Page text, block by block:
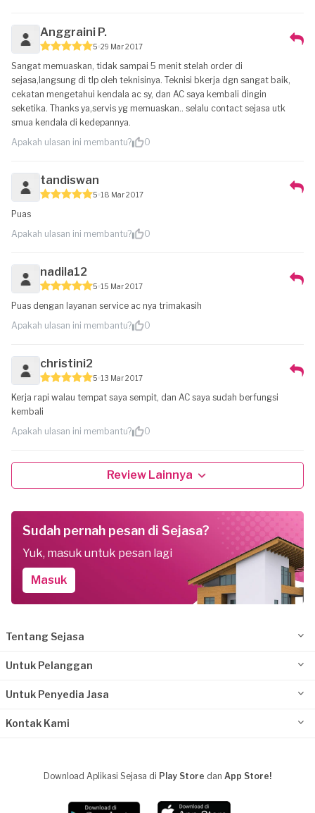
Anggraini P.
5 29 Mar 2017
Sangat memuaskan, tidak sampai 5 menit stelah order di
sejasa,langsung di tlp oleh teknisinya. Teknisi bkerja dgn sangat baik,
cekatan mengetahui kendala ac sy, dan AC saya kembali dingin
seketika. Thanks ya,servis yg memuaskan.. selalu contact sejasa utk
smua kendala di kedepannya.
Apakah ulasan ini membantu?
0
tandiswan
5 18 Mar 2017
Puas
Apakah ulasan ini membantu?
0
nadila12
5 15 Mar 2017
Puas dengan layanan service ac nya trimakasih
Apakah ulasan ini membantu?
0
christini2
5 13 Mar 2017
Kerja rapi walau tempat saya sempit, dan AC saya sudah berfungsi
kembali
Apakah ulasan ini membantu?
0
Review Lainnya
Sudah pernah pesan di Sejasa?
Yuk, masuk untuk pesan lagi
Masuk
Tentang Sejasa
Untuk Pelanggan
Untuk Penyedia Jasa
Kontak Kami
Download Aplikasi Sejasa di Play Store dan App Store!